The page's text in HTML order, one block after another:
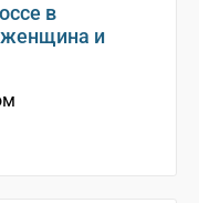
в
женщина и